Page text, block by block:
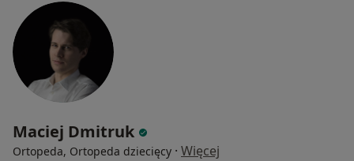
Maciej Dmitruk
Ortopeda, Ortopeda dziecięcy · Więcej